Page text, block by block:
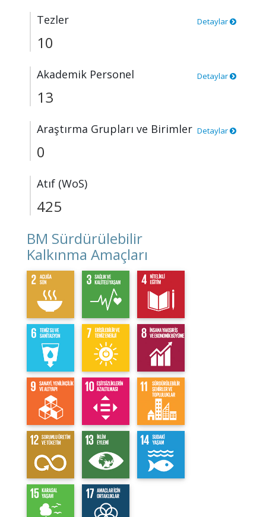
Tezler Detaylar
10
Akademik Personel Detaylar
13
Araştırma Grupları ve Birimler Detaylar
0
Atıf (WoS)
425
BM Sürdürülebilir
Kalkınma Amaçları